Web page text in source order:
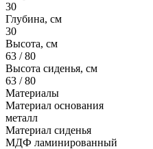
30
Глубина, см
30
Высота, см
63 / 80
Высота сиденья, см
63 / 80
Материалы
Материал основания
металл
Материал сиденья
МДФ ламинированный